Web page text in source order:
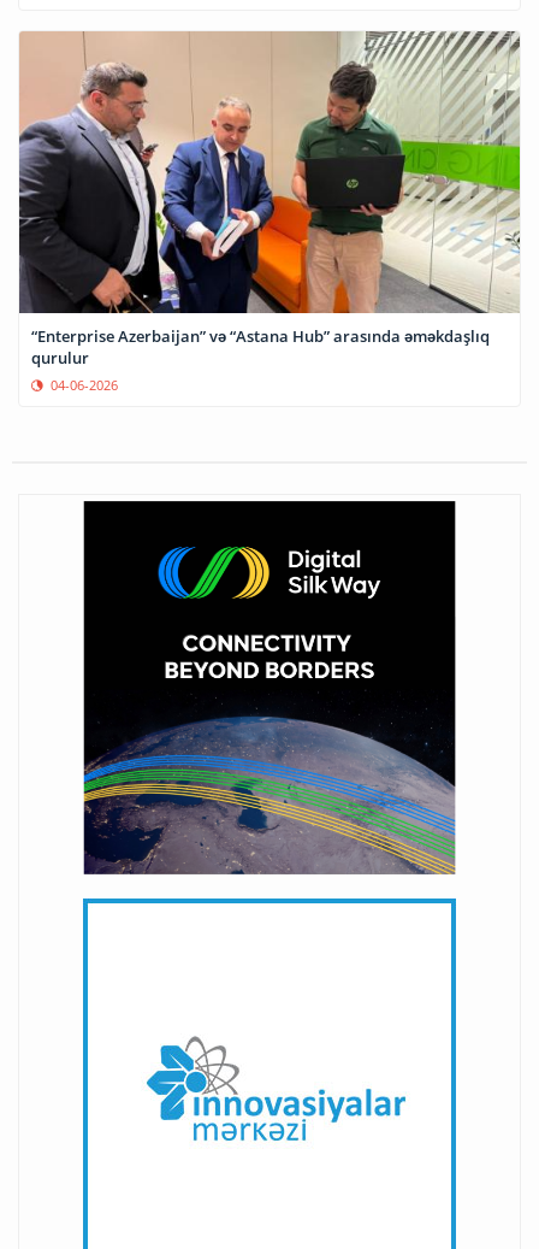
“Enterprise Azerbaijan” və “Astana Hub” arasında əməkdaşlıq
qurulur
04-06-2026